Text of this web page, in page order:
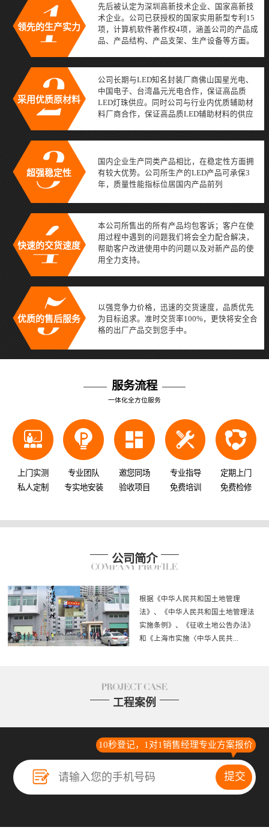
领先的生产实力
先后被认定为深圳高新技术企业、国家高新技
术企业。公司已获授权的国家实用新型专利15
项，计算机软件著作权4项，涵盖公司的产品成
品、产品结构、产品支架、生产设备等方面。
采用优质原材料
公司长期与LED知名封装厂商佛山国星光电、
中国电子、台湾晶元光电合作，保证高品质
LED灯珠供应。同时公司与行业内优质辅助材
料厂商合作，保证高品质LED辅助材料的供应
超强稳定性
国内企业生产同类产品相比，在稳定性方面拥
有较大优势。公司所生产的LED产品可承保3
年，质量性能指标位居国内产品前列
快速的交货速度
本公司所售出的所有产品均包客诉；客户在使
用过程中遇到的问题我们将会全力配合解决，
帮助客户改进使用中的问题以及对新产品的使
用全力支持。
优质的售后服务
以强竞争力价格，迅速的交货速度，品质优先
为目标追求。准时交货率100%，更快将安全合
格的出厂产品交到您手中。
服务流程
一体化全方位服务
上门实测
私人定制
专业团队
专实地安装
邀您同场
验收项目
专业指导
免费培训
定期上门
免费检修
公司简介
根据《中华人民共和国土地管理
法》、《中华人民共和国土地管理法
实施条例》、《征收土地公告办法》
和《上海市实施〈中华人民共...
定，依据上海市人民政府 沪府土
[2019]94号批文批准的征地方案，现将
村10组、陈谊村8组（村队组）；征收
农用地 4569.2平方米、建设用
地 1180.2平方米、未利用地 1051.9平
方米，合计征地面积 6801.3平方米。
工程案例
10秒登记，1对1销售经理专业方案报价